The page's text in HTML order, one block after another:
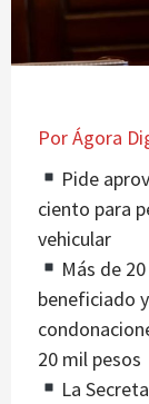
Por Ágora
Pide
ciento para
vehicular
Más de
beneficiado
20 mil pesos
La